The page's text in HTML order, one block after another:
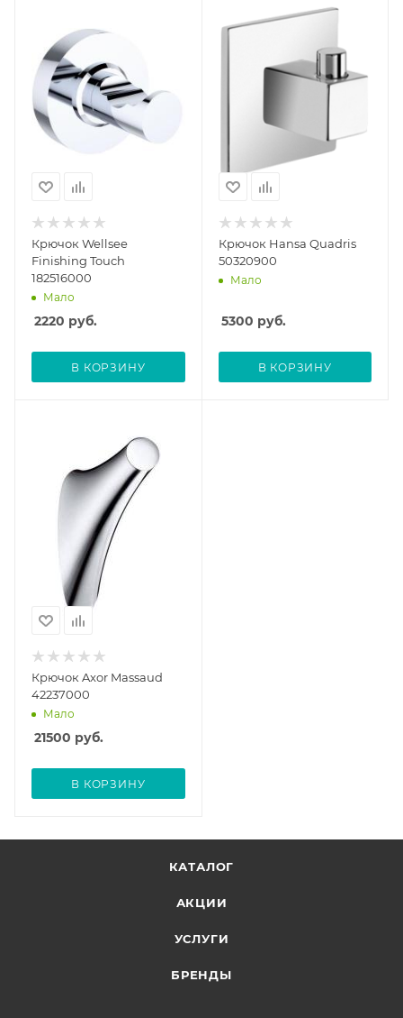
Крючок Wellsee
Finishing Touch
182516000
Мало
2220 руб.
В КОРЗИНУ
Крючок Hansa Quadris
50320900
Мало
5300 руб.
В КОРЗИНУ
Крючок Axor Massaud
42237000
Мало
21500 руб.
В КОРЗИНУ
КАТАЛОГ
АКЦИИ
УСЛУГИ
БРЕНДЫ